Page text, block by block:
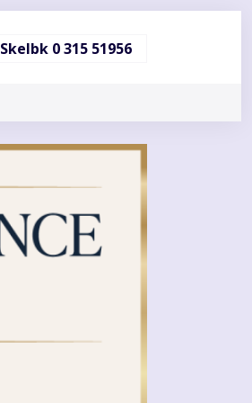
Skelbk 0 315 51956